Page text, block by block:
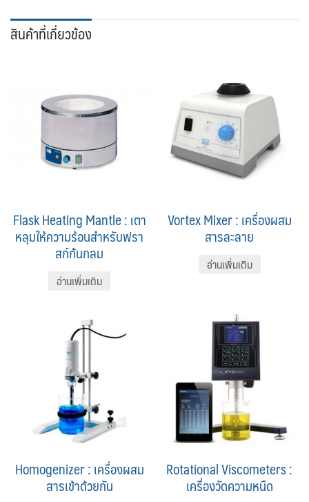
สินค้าที่เกี่ยวข้อง
Flask Heating Mantle : เตา
หลุมให้ความร้อนสำหรับฟรา
สก์ก้นกลม
อ่านเพิ่มเติม
Vortex Mixer : เครื่องผสม
สารละลาย
อ่านเพิ่มเติม
Homogenizer : เครื่องผสม
สารเข้าด้วยกัน
Rotational Viscometers :
เครื่องวัดความหนืด